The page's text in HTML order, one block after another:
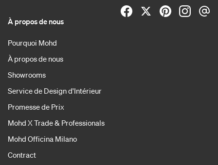
À propos de nous
Pourquoi Mohd
À propos de nous
Showrooms
Service de Design d'Intérieur
Promesse de Prix
Mohd X Trade & Professionals
Mohd Officina Milano
Contract